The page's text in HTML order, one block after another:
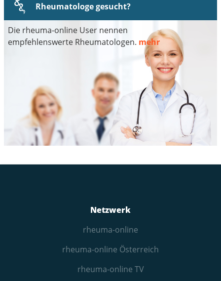
Rheumatologe gesucht?
Die rheuma-online User nennen
empfehlenswerte Rheumatologen. mehr
Netzwerk
rheuma-online
rheuma-online Österreich
rheuma-online TV